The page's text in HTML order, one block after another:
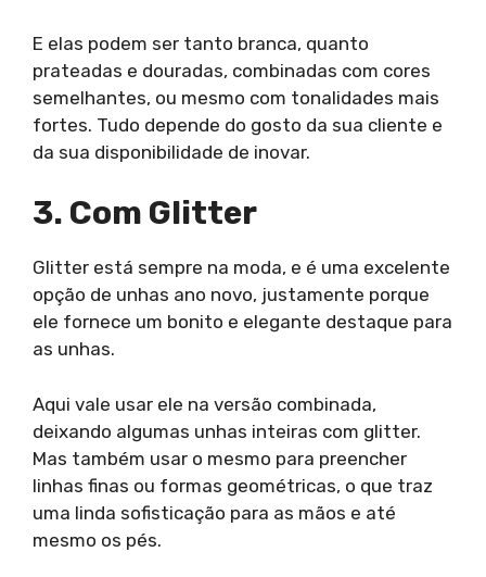
E elas podem ser tanto branca, quanto
prateadas e douradas, combinadas com cores
semelhantes, ou mesmo com tonalidades mais
fortes. Tudo depende do gosto da sua cliente e
da sua disponibilidade de inovar.
3. Com Glitter
Glitter está sempre na moda, e é uma excelente
opção de unhas ano novo, justamente porque
ele fornece um bonito e elegante destaque para
as unhas.
Aqui vale usar ele na versão combinada,
deixando algumas unhas inteiras com glitter.
Mas também usar o mesmo para preencher
linhas finas ou formas geométricas, o que traz
uma linda sofisticação para as mãos e até
mesmo os pés.